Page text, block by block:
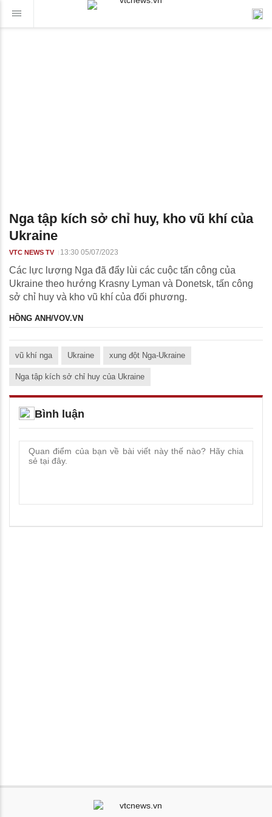
Nga tập kích sở chỉ huy, kho vũ khí của
Ukraine
VTC NEWS TV 13:30 05/07/2023
Các lực lượng Nga đã đẩy lùi các cuộc tấn công của
Ukraine theo hướng Krasny Lyman và Donetsk, tấn công
sở chỉ huy và kho vũ khí của đối phương.
HỒNG ANH/VOV.VN
vũ khí nga Ukraine xung đột Nga-Ukraine
Nga tập kích sở chỉ huy của Ukraine
Bình luận